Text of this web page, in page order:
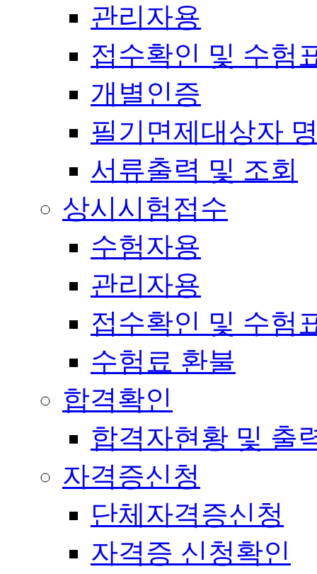
관리자용
접수확인 및 수험
개별인증
필기면제대상자
서류출력 및 조회
상시시험접수
수험자용
관리자용
접수확인 및 수험
수험료 환불
합격확인
합격자현황 및 출
자격증신청
단체자격증신청
자격증 신청확인